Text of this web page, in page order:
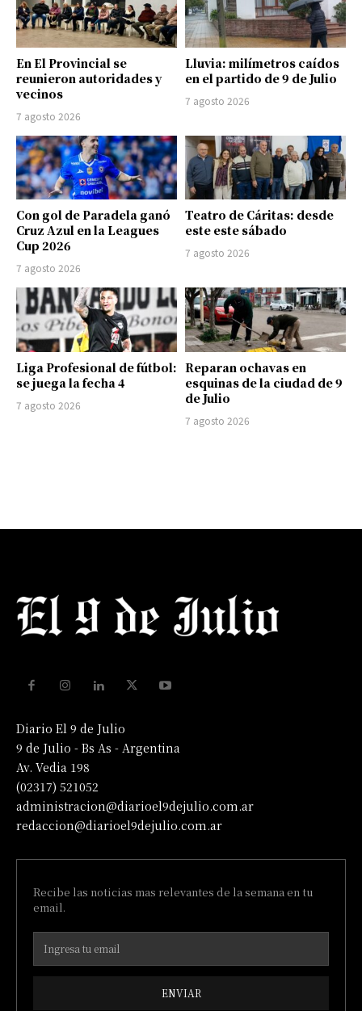
En El Provincial se
reunieron autoridades y
vecinos
7 agosto 2026
Lluvia: milímetros caídos
en el partido de 9 de Julio
7 agosto 2026
Con gol de Paradela ganó
Cruz Azul en la Leagues
Cup 2026
7 agosto 2026
Teatro de Cáritas: desde
este este sábado
7 agosto 2026
Liga Profesional de fútbol:
se juega la fecha 4
7 agosto 2026
Reparan ochavas en
esquinas de la ciudad de 9
de Julio
7 agosto 2026
Diario El 9 de Julio
9 de Julio - Bs As - Argentina
Av. Vedia 198
(02317) 521052
administracion@diarioel9dejulio.com.ar
redaccion@diarioel9dejulio.com.ar
Recibe las noticias mas relevantes de la semana en tu
email.
ENVIAR